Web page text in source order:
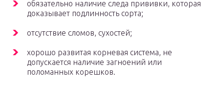
обязательно наличие следа прививки, которая
доказывает подлинность сорта;
отсутствие сломов, сухостей;
хорошо развитая корневая система, не
допускается наличие загноений или
поломанных корешков.